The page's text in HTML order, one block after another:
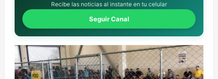
Recibe las noticias al instante en tu celular
Seguir Canal